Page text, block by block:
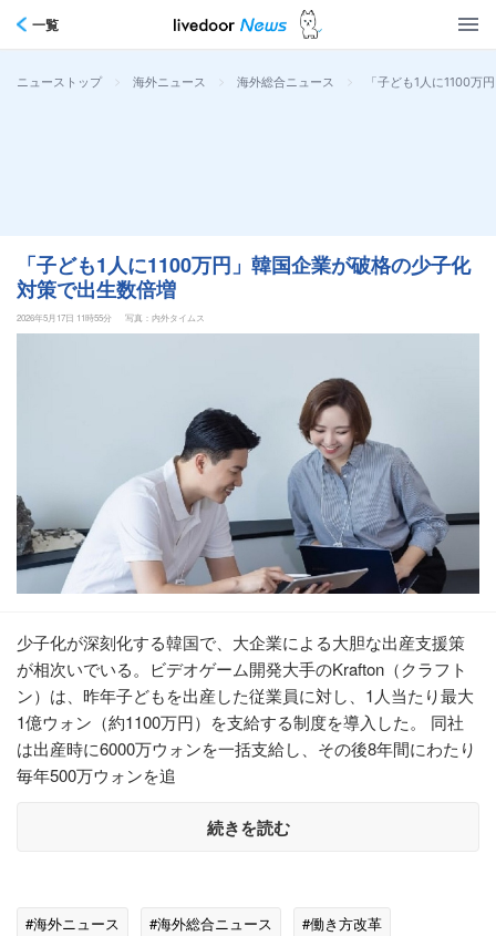
一覧
ニューストップ > 海外ニュース > 海外総合ニュース > 「子ども1人に1100万
「子ども1人に1100万円」韓国企業が破格の少子化
対策で出生数倍増
2026年5月17日 11時55分 写真：内外タイムス
少子化が深刻化する韓国で、大企業による大胆な出産支援策
が相次いでいる。ビデオゲーム開発大手のKrafton（クラフト
ン）は、昨年子どもを出産した従業員に対し、1人当たり最大
1億ウォン（約1100万円）を支給する制度を導入した。 同社
は出産時に6000万ウォンを一括支給し、その後8年間にわたり
毎年500万ウォンを追
続きを読む
#海外ニュース #海外総合ニュース
#働き方改革